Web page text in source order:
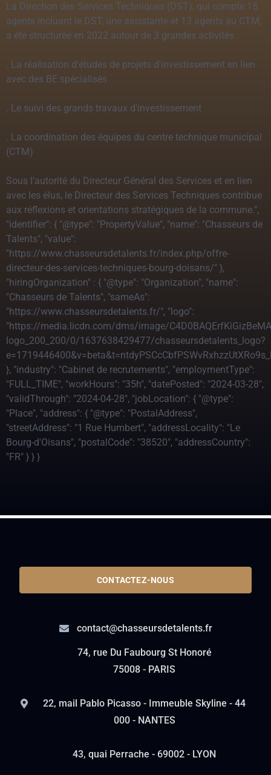
La Direction des Services Techniques (DST), qui compte 15
agents incluant le DST, une assistante et 13 agents au CTM,
a été structurée en 2022 autour de 3 grandes activités :
. La réalisation d'études de projets d'investissement en lien
avec des BE spécialisés
. Le suivi des grands travaux d'investissement
. La coordination des équipes du centre technique municipal
(CTM)
Sous l'autorité du Directeur Général des Services et en lien
avec les élus, le Directeur des Services Techniques contribue
aux réflexions et orientations stratégiques de la commune.",
"identifier": { "@type": "PropertyValue", "name": "Chasseurs de
Talents", "value":
"https://www.chasseursdetalents.fr/index.php/offre-
directeur-des-services-techniques-bourg-doisans/" },
"hiringOrganization" : { "@type": "Organization", "name":
"Chasseurs de Talents", "sameAs":
"https://www.chasseursdetalents.fr/", "logo":
"https://media.licdn.com/dms/image/
logo_200_200/0/1637638429477/chasseursdetalents_logo?
}, "industry": "Cabinet de recrutements", "employmentType":
"FULL_TIME", "workHours": "35h", "datePosted": "2024-03-28",
"validThrough": "2024-04-28", "jobLocation": { "@type":
"Place", "address": { "@type": "PostalAddress",
"streetAddress": "1 Rue Humbert", "addressLocality": "Le
Bourg-d'Oisans", "postalCode": "38520", "addressCountry":
"FR" } } }
CONTACTEZ-NOUS
contact@chasseursdetalents.fr
74, rue Du Faubourg St Honoré
75008 - PARIS
22, mail Pablo Picasso - Immeuble Skyline - 44
000 - NANTES
43, quai Perrache - 69002 - LYON